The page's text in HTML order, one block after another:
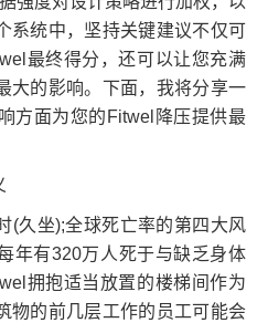
系统中，坚持关键建议不仅可
最终得分，还可以让您充满
大的影响。下面，我将分享一
方面为您的Fitwel降压提供最
坐);全球死亡率的第四大风
年有320万人死于与缺乏身体
拥抱适当放置的楼梯间作为
物的前几层工作的员工可能会